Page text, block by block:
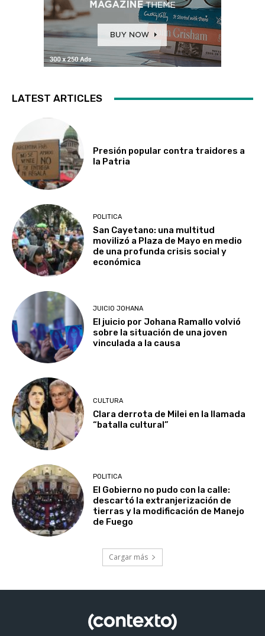
LATEST ARTICLES
Presión popular contra traidores a
la Patria
POLITICA
San Cayetano: una multitud
movilizó a Plaza de Mayo en medio
de una profunda crisis social y
económica
JUICIO JOHANA
El juicio por Johana Ramallo volvió
sobre la situación de una joven
vinculada a la causa
CULTURA
Clara derrota de Milei en la llamada
“batalla cultural”
POLITICA
El Gobierno no pudo con la calle:
descartó la extranjerización de
tierras y la modificación de Manejo
de Fuego
Cargar más